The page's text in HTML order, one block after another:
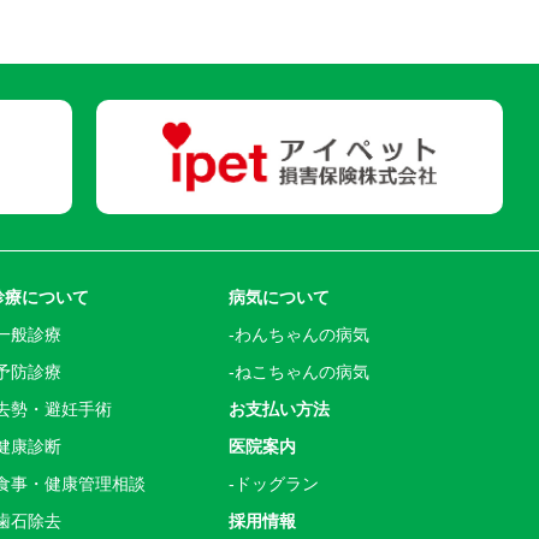
療について
般診療
防診療
勢・避妊手術
康診断
事・健康管理相談
石除去
病気について
わんちゃんの病気
ねこちゃんの病気
お支払い方法
医院案内
ドッグラン
採用情報